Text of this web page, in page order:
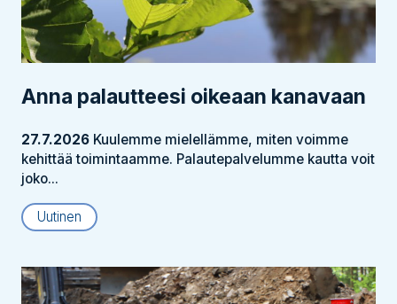
Anna palautteesi oikeaan kanavaan
27.7.2026 Kuulemme mielellämme, miten voimme
kehittää toimintaamme. Palautepalvelumme kautta voit
joko...
Uutinen